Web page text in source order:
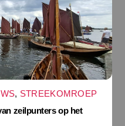
, STREEKOMROEP
zeilpunters op het